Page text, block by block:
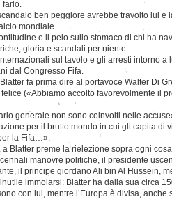
farlo.
ben peggiore avrebbe travolto lui e
mondiale.
e il pelo sullo stomaco di chi ha
gloria e scandali per niente.
sul tavolo e gli arresti intorno a
dal Congresso Fifa.
fa prima dire al portavoce Walter Di
(«Abbiamo accolto favorevolmente il
generale non sono coinvolti nelle
per il brutto mondo in cui gli capita di
la Fifa…».
a Blatter preme la rielezione sopra ogni
manovre politiche, il presidente
il principe giordano Ali bin Al Hussein,
immolarsi: Blatter ha dalla sua circa
con lui, mentre l’Europa è divisa, anche